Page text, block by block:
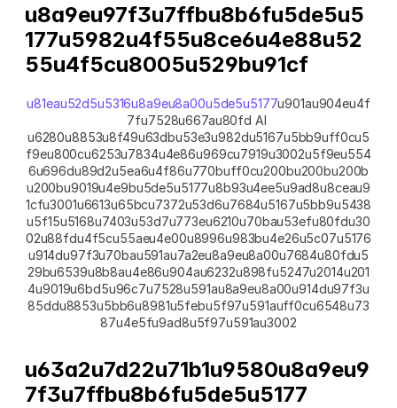
u8a9eu97f3u7ffbu8b6fu5de5u5
177u5982u4f55u8ce6u4e88u52
55u4f5cu8005u529bu91cf
u81eau52d5u5316u8a9eu8a00u5de5u5177u901au904eu4f
7fu7528u667au80fd AI
u6280u8853u8f49u63dbu53e3u982du5167u5bb9uff0cu5
f9eu800cu6253u7834u4e86u969cu7919u3002u5f9eu554
6u696du89d2u5ea6u4f86u770buff0cu200bu200bu200b
u200bu9019u4e9bu5de5u5177u8b93u4ee5u9ad8u8ceau9
1cfu3001u6613u65bcu7372u53d6u7684u5167u5bb9u5438
u5f15u5168u7403u53d7u773eu6210u70bau53efu80fdu30
02u88fdu4f5cu55aeu4e00u8996u983bu4e26u5c07u5176
u914du97f3u70bau591au7a2eu8a9eu8a00u7684u80fdu5
29bu6539u8b8au4e86u904au6232u898fu5247u2014u201
4u9019u6bd5u96c7u7528u591au8a9eu8a00u914du97f3u
85ddu8853u5bb6u8981u5febu5f97u591auff0cu6548u73
87u4e5fu9ad8u5f97u591au3002
u63a2u7d22u71b1u9580u8a9eu9
7f3u7ffbu8b6fu5de5u5177